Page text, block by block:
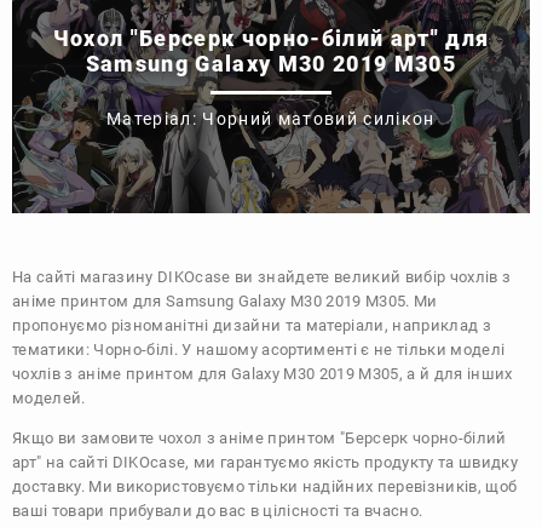
Чохол "Берсерк чорно-білий арт" для
Samsung Galaxy M30 2019 M305
Матеріал: Чорний матовий силікон
На сайті магазину DIKOcase ви знайдете великий вибір чохлів з
аніме принтом для Samsung Galaxy M30 2019 M305. Ми
пропонуємо різноманітні дизайни та матеріали, наприклад з
тематики: Чорно-білі. У нашому асортименті є не тільки моделі
чохлів з аніме принтом для Galaxy M30 2019 M305, а й для інших
моделей.
Якщо ви замовите чохол з аніме принтом "Берсерк чорно-білий
арт" на сайті DIKOcase, ми гарантуємо якість продукту та швидку
доставку. Ми використовуємо тільки надійних перевізників, щоб
ваші товари прибували до вас в цілісності та вчасно.